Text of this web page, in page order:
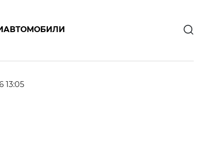
АВТОМОБИЛИ
13:05